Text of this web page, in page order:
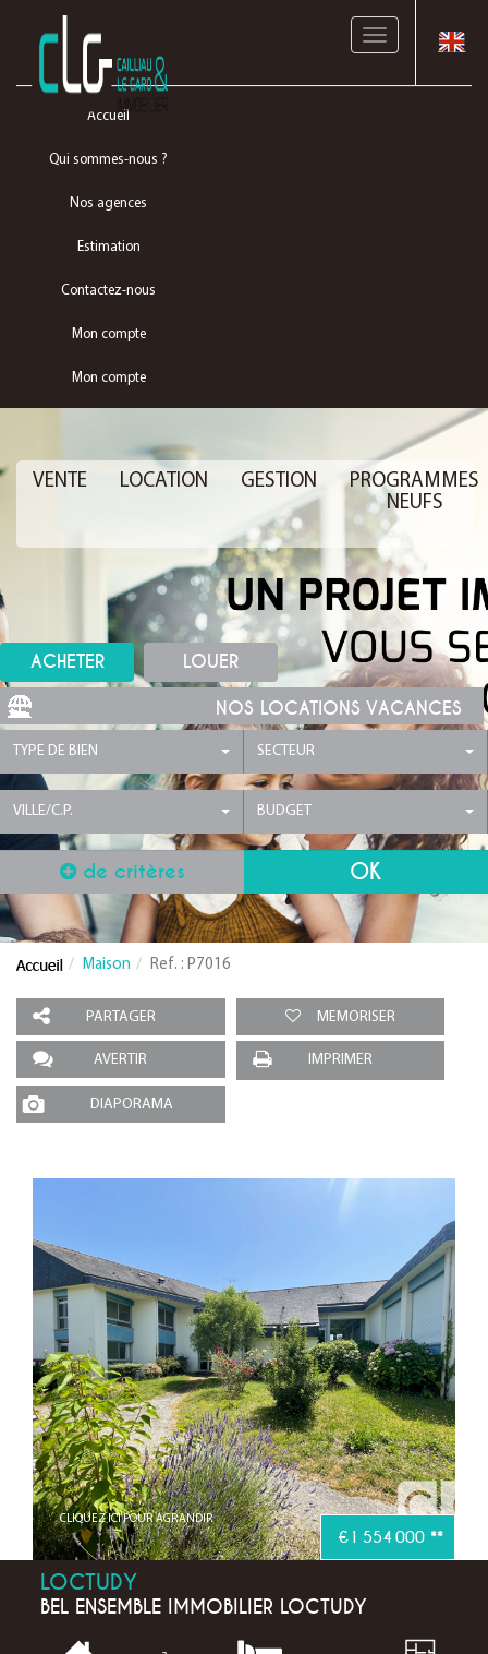
Toggle
Accueil
Qui sommes-nous ?
Nos agences
Estimation
Contactez-nous
Mon compte
Mon compte
VENTE LOCATION GESTION
PROGRAMMES
NEUFS
ACHETER LOUER
NOS LOCATIONS VACANCES
TYPE DE BIEN SECTEUR
VILLE/C.P. BUDGET
de critères
Maison Ref. : P7016
PARTAGER MEMORISER
AVERTIR IMPRIMER
DIAPORAMA
CLIQUEZ ICI POUR AGRANDIR
€1 554 000 **
LOCTUDY
BEL ENSEMBLE IMMOBILIER LOCTUDY